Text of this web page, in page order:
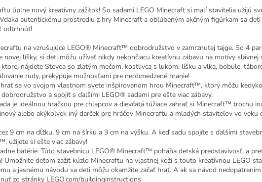
úplne nový kreatívny zážitok! So sadami LEGO Minecraft si malí stavitelia užijú
autentickému prostrediu z hry Minecraft a obľúbeným akčným figúrkam sa deti
odtrhnúť!
na vzrušujúce LEGO® Minecraft™ dobrodružstvo v zamrznutej tajge. So 4
novej líšky, si deti môžu užívať nikdy nekončiacu kreatívnu zábavu na motívy slávnej
nájdete Stevea so zlatým mečom, kostlivca s lukom, líšku a vlka, bobule,
rudy, prekypuje možnosťami pre neobmedzené hranie!
sa vo svojom vlastnom svete inšpirovanom hrou Minecraft™, ktorý môžu
a spojiť s ďalšími LEGO® sadami pre ešte viac zábavy.
je ideálnou hračkou pre chlapcov a dievčatá túžiace zahrať si Minecraft™ trochu
alebo akýkoľvek iný darček pre hráčov Minecraftu a mladých staviteľov vo veku
9 cm na dĺžku, 9 cm na šírku a 3 cm na výšku. A keď sadu spojíte s ďalšími
užijete si ešte viac zábavy!
batérie. Túto stavebnicu LEGO® Minecraft™ poháňa detská predstavivosť, a
Umožnite deťom zažiť kúzlo Minecraftu na vlastnej koži s touto kreatívnou LEGO
a jasnému návodu sa deti môžu okamžite začať hrať. A ak sa návod
zo stránky LEGO.com/buildinginstructions.